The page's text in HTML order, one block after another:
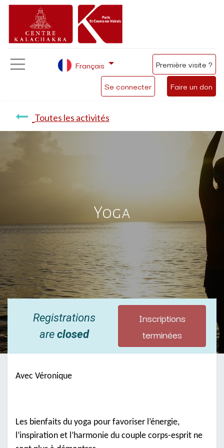
Se connecter Faire un don
Français Première visite ?
Toutes les activités
Yoga
Registrations
areclosed
Inscriptions
terminées
Avec Véronique
Les bienfaits du yoga pour favoriser l’énergie,
l’inspiration et l’harmonie du couple corps-esprit ne